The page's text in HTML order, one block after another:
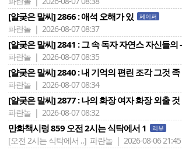
[얄궂은 말씨] 2866 : 애석 오해가 있 페이퍼
파란놀 | 2026-08-07 08:37
[얄궂은 말씨] 2841 : 그 속 독자 자연스 자신들의
파란놀 | 2026-08-07 08:35
[얄궂은 말씨] 2840 : 내 기억의 편린 조각 그것 족
파란놀 | 2026-08-07 08:34
[얄궂은 말씨] 2877 : 나의 화장 여자 화장 외출 것
파란놀 | 2026-08-07 08:32
만화책시렁 859 오전 2시는 식탁에서 1 리뷰
[오전 2시는 식탁에서 ..] 파란놀 | 2026-08-06 21:45